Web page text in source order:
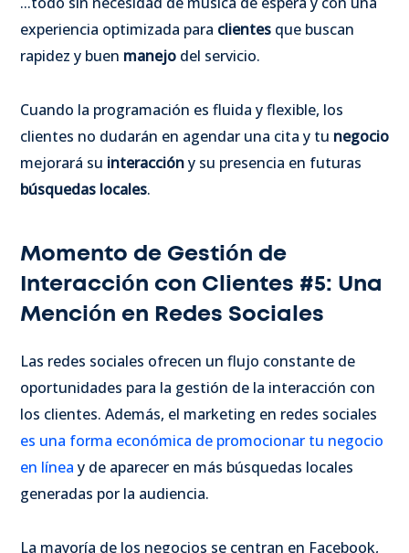
experiencia optimizada para clientes que buscan
rapidez y buen manejo del servicio.
Cuando la programación es fluida y flexible, los
clientes no dudarán en agendar una cita y tu negocio
mejorará su interaccióny su presencia en futuras
búsquedas locales.
Momento de Gestión de
Interacción con Clientes #5: Una
Mención en Redes Sociales
Las redes sociales ofrecen un flujo constante de
oportunidades para la gestión de la interacción con
los clientes. Además, el marketing en redes sociales
es una forma económica de promocionar tu negocio
en línea y de aparecer en más búsquedas locales
generadas por la audiencia.
La mayoría de los negocios se centran en Facebook,